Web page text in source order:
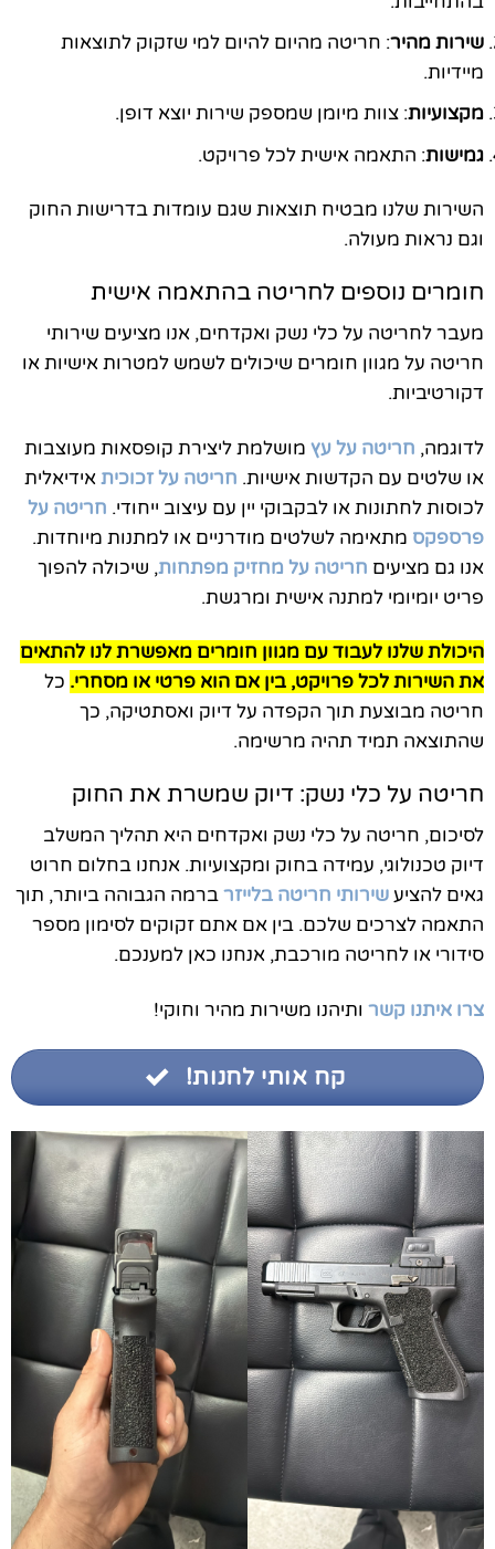
שירות מהיר: חריטה מהיום להיום למי שזקוק לתוצאות
מיידיות.
מקצועיות: צוות מיומן שמספק שירות יוצא דופן.
גמישות: התאמה אישית לכל פרויקט.
השירות שלנו מבטיח תוצאות שגם עומדות בדרישות החוק
וגם נראות מעולה.
חומרים נוספים לחריטה בהתאמה אישית
מעבר לחריטה על כלי נשק ואקדחים, אנו מציעים שירותי
חריטה על מגוון חומרים שיכולים לשמש למטרות אישיות או
דקורטיביות.
לדוגמה, חריטה על עץ מושלמת ליצירת קופסאות מעוצבות
או שלטים עם הקדשות אישיות. חריטה על זכוכיתאידיאלית
לכוסות לחתונות או לבקבוקי יין עם עיצוב ייחודי. חריטה על
פרספקס מתאימה לשלטים מודרניים או למתנות מיוחדות.
אנו גם מציעים חריטה על מחזיק מפתחות, שיכולה להפוך
פריט יומיומי למתנה אישית ומרגשת.
היכולת שלנו לעבוד עם מגוון חומרים מאפשרת לנו להתאים
את השירות לכל פרויקט, בין אם הוא פרטי או מסחרי. כל
חריטה מבוצעת תוך הקפדה על דיוק ואסתטיקה, כך
שהתוצאה תמיד תהיה מרשימה.
חריטה על כלי נשק: דיוק שמשרת את החוק
לסיכום, חריטה על כלי נשק ואקדחים היא תהליך המשלב
דיוק טכנולוגי, עמידה בחוק ומקצועיות. אנחנו בחלום חרוט
גאים להציעשירותי חריטה בלייזרברמה הגבוהה ביותר, תוך
התאמה לצרכים שלכם. בין אם אתם זקוקים לסימון מספר
סידורי או לחריטה מורכבת, אנחנו כאן למענכם.
צרו איתנו קשר ותיהנו משירות מהיר וחוקי!
קח אותי לחנות!